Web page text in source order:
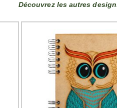
Découvrez les autres